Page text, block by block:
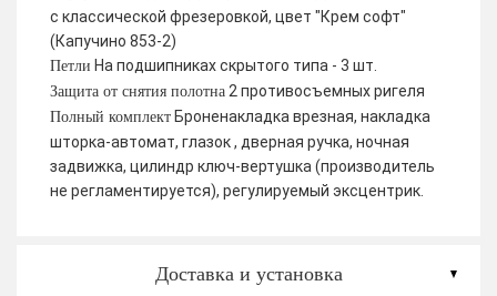
с классической фрезеровкой, цвет "Крем софт"
(Капучино 853-2)
Петли На подшипниках скрытого типа - 3 шт.
Защита от снятия полотна 2 противосъемных ригеля
Полный комплект Броненакладка врезная, накладка
шторка-автомат, глазок , дверная ручка, ночная
задвижка, цилиндр ключ-вертушка (производитель
не регламентируется), регулируемый эксцентрик.
Доставка и установка